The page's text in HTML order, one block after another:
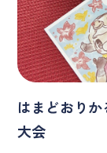
はまどおり
大会